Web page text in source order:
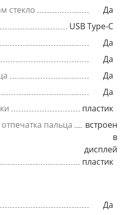
стекло
Да
USB Type-C
Да
Да
Да
Да
пластик
пальца
встроен
в
дисплей
пластик
Да